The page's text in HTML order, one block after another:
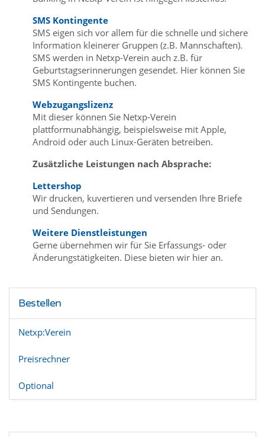
SMS Kontingente
SMS eigen sich vor allem für die schnelle und sichere
Information kleinerer Gruppen (z.B. Mannschaften).
SMS werden in Netxp-Verein auch z.B. für
Geburtstagserinnerungen gesendet. Hier können Sie
SMS Kontingente buchen.
Webzugangslizenz
Mit dieser können Sie Netxp-Verein
plattformunabhängig, beispielsweise mit Apple,
Android oder auch Linux-Geräten betreiben.
Zusätzliche Leistungen nach Absprache:
Lettershop
Wir drucken, kuvertieren und versenden Ihre Briefe
und Sendungen.
Weitere Dienstleistungen
Gerne übernehmen wir für Sie Erfassungs- oder
Änderungstätigkeiten. Diese bieten wir hier an.
Bestellen
Netxp:Verein
Preisrechner
Optional